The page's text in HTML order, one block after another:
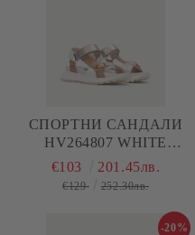
СПОРТНИ САНДАЛИ
HV264807 WHITE
HISPANITAS
€103 201.45лв.
€129 252.30лв.
-20%